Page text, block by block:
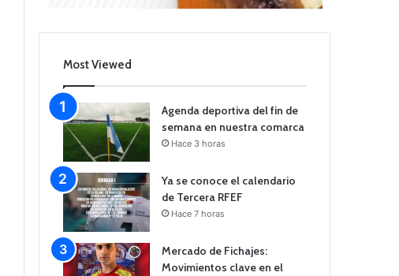
Most Viewed
Agenda deportiva del fin de
semana en nuestra comarca
Hace 3 horas
Ya se conoce el calendario
de Tercera RFEF
Hace 7 horas
Mercado de Fichajes:
Movimientos clave en el